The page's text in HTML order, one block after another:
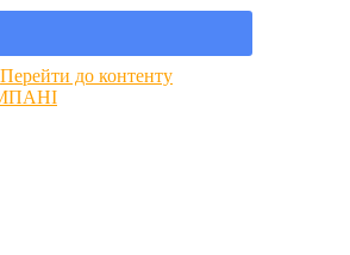
Перейти до контенту